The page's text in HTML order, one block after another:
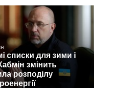
списки для зими і
змінить
розподілу